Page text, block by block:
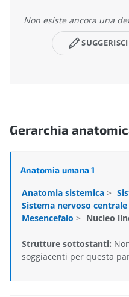
Non esiste ancora una
Gerarchia
Anatomia umana 1
Anatomia sistemica >
Sistema nervoso centrale
Mesencefalo > Nucleo
Strutture sottostanti:
soggiacenti per questa